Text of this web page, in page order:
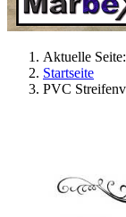
Aktuelle Seite:
Startseite
PVC